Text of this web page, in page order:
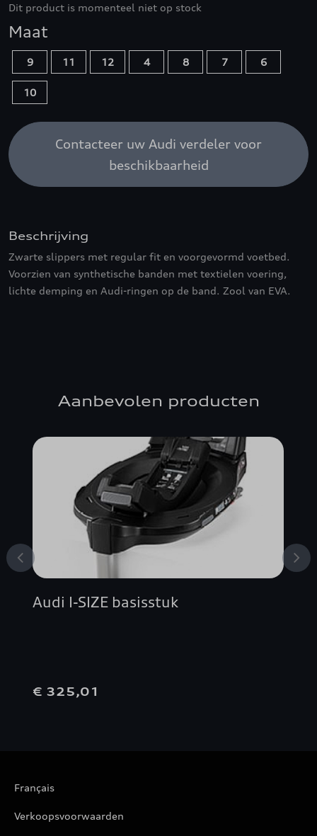
Dit product is momenteel niet op stock
Maat
9 11 12 4 8 7 6
10
Contacteer uw Audi verdeler voor
beschikbaarheid
Beschrijving
Zwarte slippers met regular fit en voorgevormd voetbed.
Voorzien van synthetische banden met textielen voering,
lichte demping en Audi-ringen op de band. Zool van EVA.
Aanbevolen producten
Audi I-SIZE basisstuk
€ 325,01
Français
Verkoopsvoorwaarden